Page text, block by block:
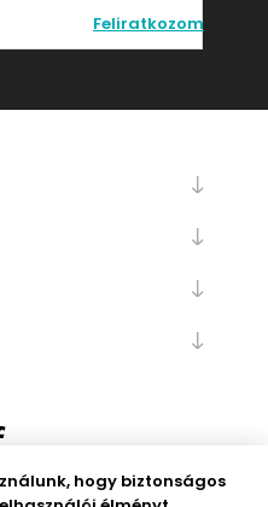
Feliratkozom
hogy biztonságos